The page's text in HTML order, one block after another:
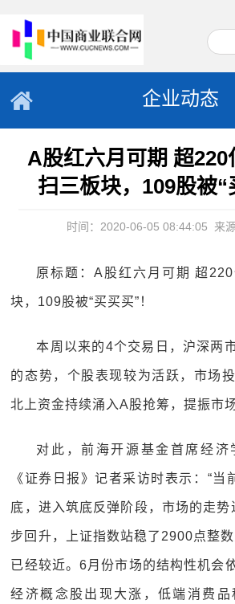
企业动态
A股红六月可期 超220
扫三板块，109股被“
时间：2020-06-05 08:44:05 来
原标题：A股红六月可期 超
块，109股被“买买买”！
本周以来的4个交易日，沪深两
的态势，个股表现较为活跃，市场
北上资金持续涌入A股抢筹，提振市
对此，前海开源基金首席经济
《证券日报》记者采访时表示：“当
底，进入筑底反弹阶段，市场的走
步回升，上证指数站稳了2900点整
已经较近。6月份市场的结构性机会
经济概念股出现大涨，低端消费